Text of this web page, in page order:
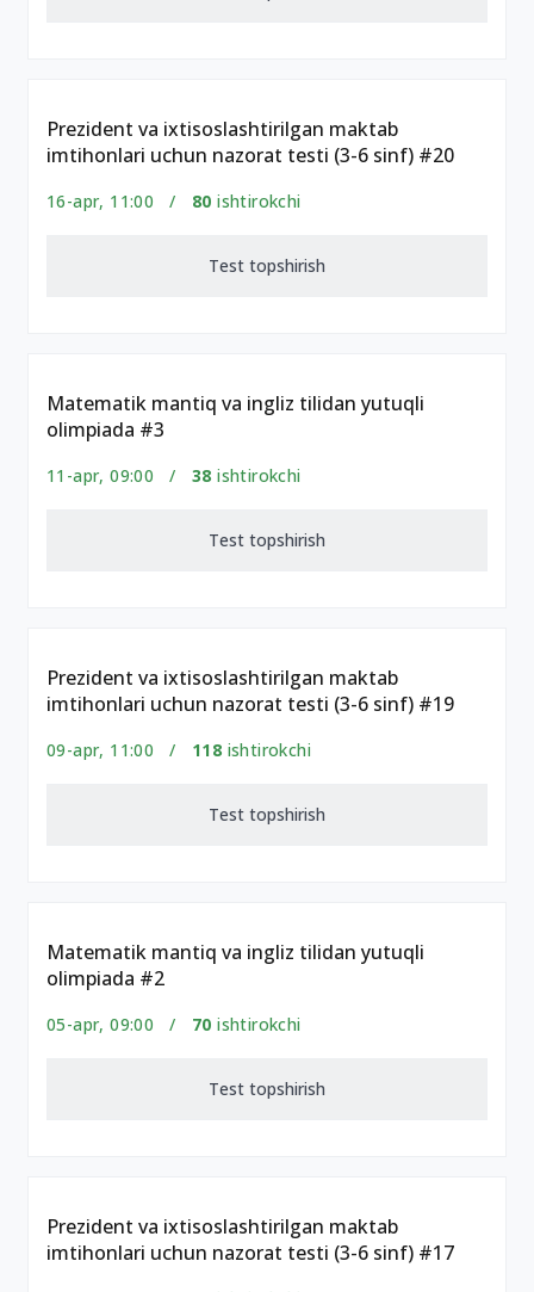
Prezident va ixtisoslashtirilgan maktab
imtihonlari uchun nazorat testi (3-6 sinf) #20
16-apr, 11:00 / 80 ishtirokchi
Test topshirish
Matematik mantiq va ingliz tilidan yutuqli
olimpiada #3
11-apr, 09:00 / 38 ishtirokchi
Test topshirish
Prezident va ixtisoslashtirilgan maktab
imtihonlari uchun nazorat testi (3-6 sinf) #19
09-apr, 11:00 / 118 ishtirokchi
Test topshirish
Matematik mantiq va ingliz tilidan yutuqli
olimpiada #2
05-apr, 09:00 / 70 ishtirokchi
Test topshirish
Prezident va ixtisoslashtirilgan maktab
imtihonlari uchun nazorat testi (3-6 sinf) #17